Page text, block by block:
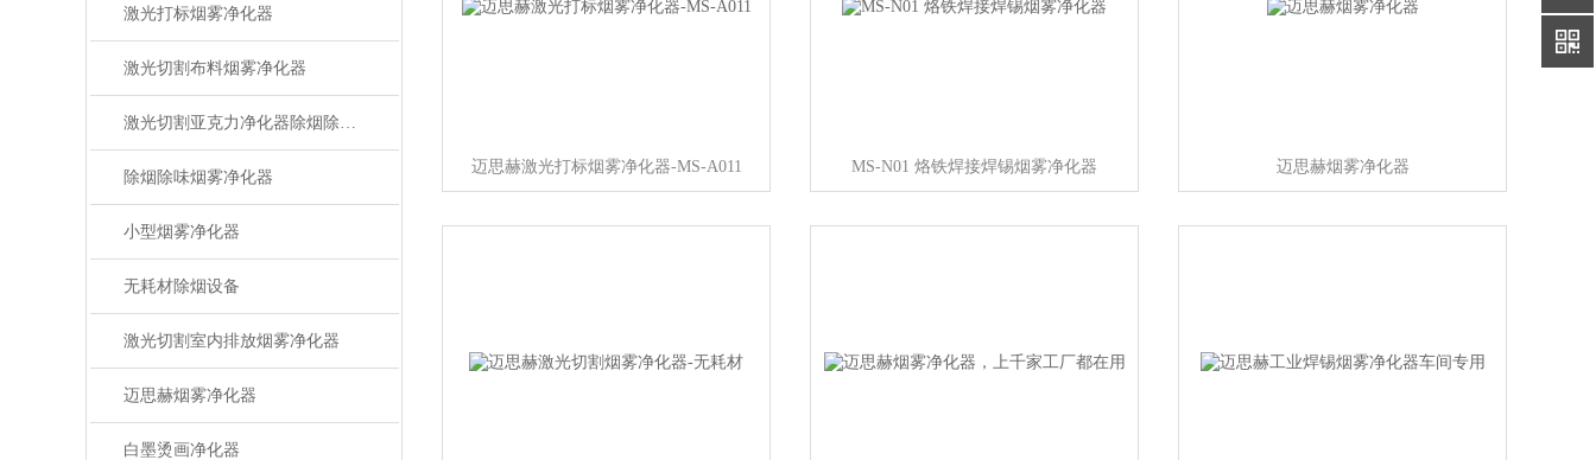
激光打标烟雾净化器
激光切割布料烟雾净化器
激光切割亚克力净化器除烟除味设备
除烟除味烟雾净化器
小型烟雾净化器
无耗材除烟设备
激光切割室内排放烟雾净化器
迈思赫烟雾净化器
白墨烫画净化器
迈思赫激光打标烟雾净化器-MS-A011 MS-N01 烙铁焊接焊锡烟雾净化器 迈思赫烟雾净化器